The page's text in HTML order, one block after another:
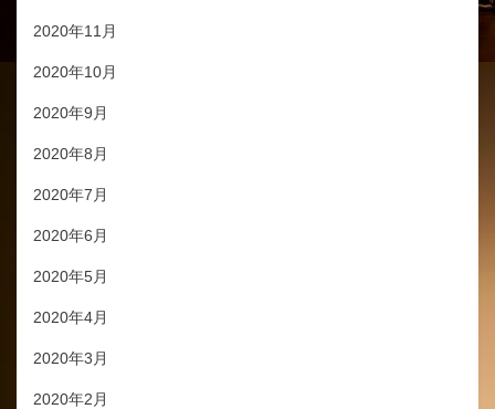
2020年11月
2020年10月
2020年9月
2020年8月
2020年7月
2020年6月
2020年5月
2020年4月
2020年3月
2020年2月